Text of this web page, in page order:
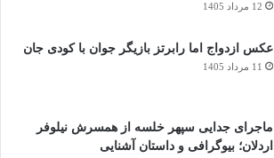
12 مرداد 1405
عکس ازدواج اما رابرتز بازیگر جوان با کودی جان
11 مرداد 1405
ماجرای جدایی سپهر خلسه از همسرش نیلوفر
اردلان؛ بیوگرافی و داستان آشنایی